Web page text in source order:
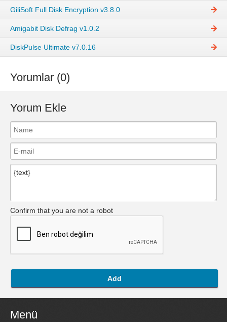
GiliSoft Full Disk Encryption v3.8.0
Amigabit Disk Defrag v1.0.2
DiskPulse Ultimate v7.0.16
Yorumlar (0)
Yorum Ekle
Confirm that you are not a robot
Add
Menü